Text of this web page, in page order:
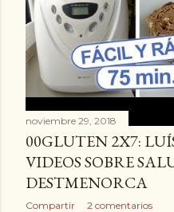
noviembre 29, 2018
00GLUTEN 2X7:
VIDEOS SOBRE
DESTMENORCA
Compartir 2 comentarios